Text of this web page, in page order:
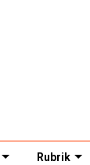
Rubrik